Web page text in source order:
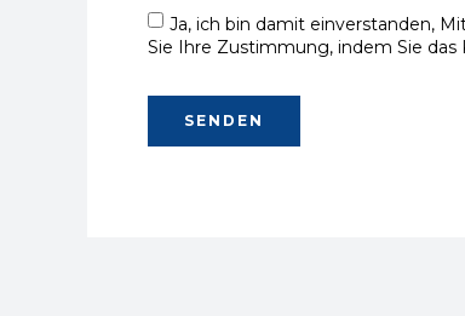
Ja, ich bin damit einverstanden,
Sie Ihre Zustimmung, indem Sie das